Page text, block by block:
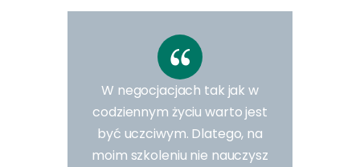
W negocjacjach tak jak w
codziennym życiu warto jest
być uczciwym. Dlatego, na
moim szkoleniu nie nauczysz